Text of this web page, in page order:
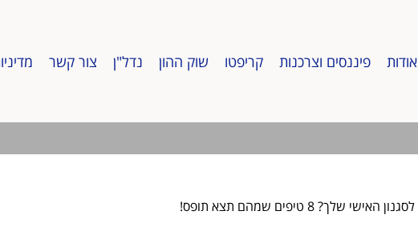
אודות פיננסים וצרכנות קריפטו שוק ההון נדל"ן צור קשר
8 טיפים שמהם תצא תופס!